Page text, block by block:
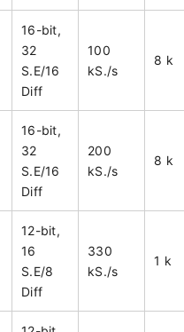
16-bit,
32
S.E/16
Diff
100
kS./s
8 k
16-bit,
32
S.E/16
Diff
200
kS./s
8 k
12-bit,
16
S.E/8
Diff
330
kS./s
1 k